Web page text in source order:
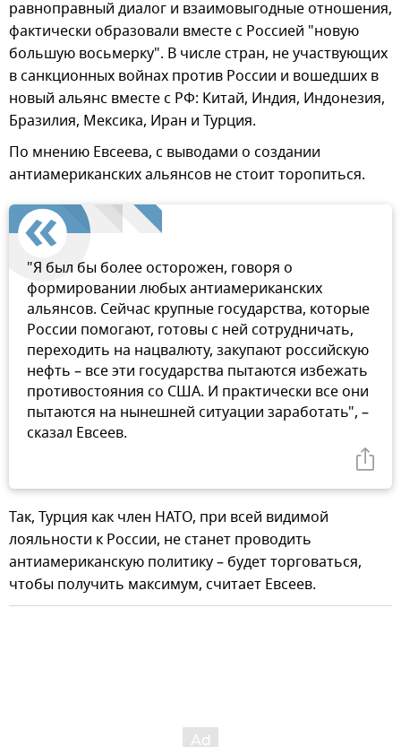
равноправный диалог и взаимовыгодные отношения,
фактически образовали вместе с Россией "новую
большую восьмерку". В числе стран, не участвующих
в санкционных войнах против России и вошедших в
новый альянс вместе с РФ: Китай, Индия, Индонезия,
Бразилия, Мексика, Иран и Турция.
По мнению Евсеева, с выводами о создании
антиамериканских альянсов не стоит торопиться.
"Я был бы более осторожен, говоря о
формировании любых антиамериканских
альянсов. Сейчас крупные государства, которые
России помогают, готовы с ней сотрудничать,
переходить на нацвалюту, закупают российскую
нефть – все эти государства пытаются избежать
противостояния со США. И практически все они
пытаются на нынешней ситуации заработать", –
сказал Евсеев.
Так, Турция как член НАТО, при всей видимой
лояльности к России, не станет проводить
антиамериканскую политику – будет торговаться,
чтобы получить максимум, считает Евсеев.